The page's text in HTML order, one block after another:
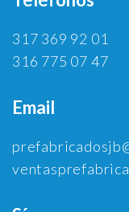
317 369 92 01
316 775 07 47
Email